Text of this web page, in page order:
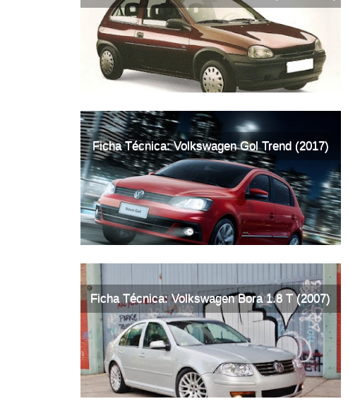
Ficha Técnica: Volkswagen Gol Trend (2017)
Ficha Técnica: Volkswagen Bora 1.8 T (2007)